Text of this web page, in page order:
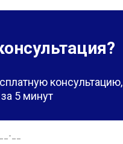
консультацию,
5 минут